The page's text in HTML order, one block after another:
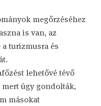
megőrzéséhez
is van, az
turizmusra és
lehetővé tévő
úgy gondolták,
másokat